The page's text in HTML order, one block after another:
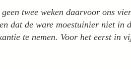
twee weken daarvoor ons
dat de ware moestuinier niet in
te nemen. Voor het eerst in